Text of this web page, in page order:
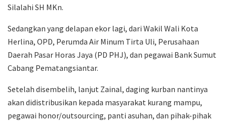
Silalahi SH MKn.
Sedangkan yang delapan ekor lagi, dari Wakil Wali Kota
Herlina, OPD, Perumda Air Minum Tirta Uli, Perusahaan
Daerah Pasar Horas Jaya (PD PHJ), dan pegawai Bank Sumut
Cabang Pematangsiantar.
Setelah disembelih, lanjut Zainal, daging kurban nantinya
akan didistribusikan kepada masyarakat kurang mampu,
pegawai honor/outsourcing, panti asuhan, dan pihak-pihak